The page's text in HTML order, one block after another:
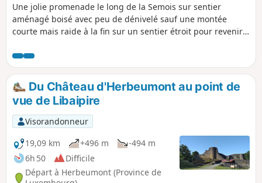
Une jolie promenade le long de la Semois sur sentier
aménagé boisé avec peu de dénivelé sauf une montée
courte mais raide à la fin sur un sentier étroit pour revenir
Du Château d'Herbeumont au point de
vue de Libaipire
Visorandonneur
19,09 km
+496 m
-494 m
6h 50
Difficile
Départ à Herbeumont (Province de